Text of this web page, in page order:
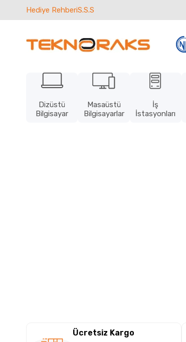
Hediye RehberiS.S.S
Dizüstü
Bilgisayar
Masaüstü
Bilgisayarlar
İş
İstasyonları
Ücretsiz Kargo